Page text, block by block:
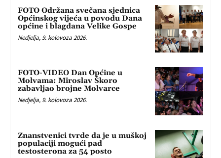
FOTO Održana svečana sjednica
Općinskog vijeća u povodu Dana
općine i blagdana Velike Gospe
Nedjelja, 9. kolovoza 2026.
FOTO-VIDEO Dan Općine u
Molvama: Miroslav Škoro
zabavljao brojne Molvarce
Nedjelja, 9. kolovoza 2026.
Znanstvenici tvrde da je u muškoj
populaciji mogući pad
testosterona za 54 posto